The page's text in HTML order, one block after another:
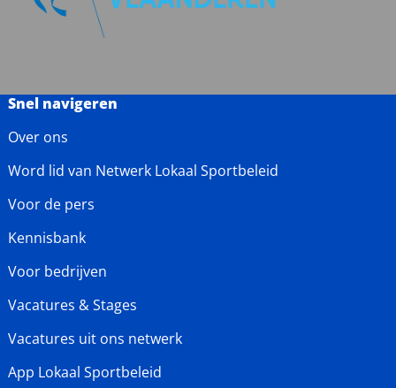
Snel navigeren
Over ons
Word lid van Netwerk Lokaal Sportbeleid
Voor de pers
Kennisbank
Voor bedrijven
Vacatures & Stages
Vacatures uit ons netwerk
App Lokaal Sportbeleid